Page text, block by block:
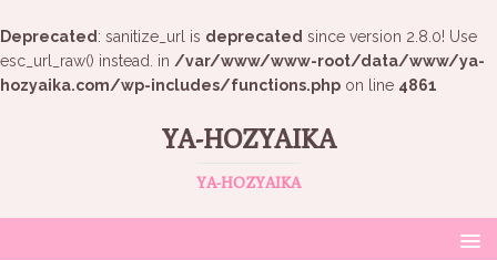
Deprecated : sanitize_url is deprecated since version 2.8.0! Use
esc_url_raw() instead. in /var/www/www-root/data/www/ya-
hozyaika.com/wp-includes/functions.php on line 4861
YA-HOZYAIKA
YA-HOZYAIKA